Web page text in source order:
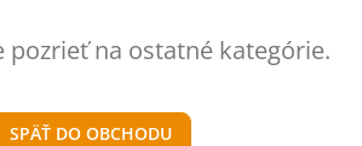
pozrieť na ostatné kategórie.
SPÄŤ DO OBCHODU